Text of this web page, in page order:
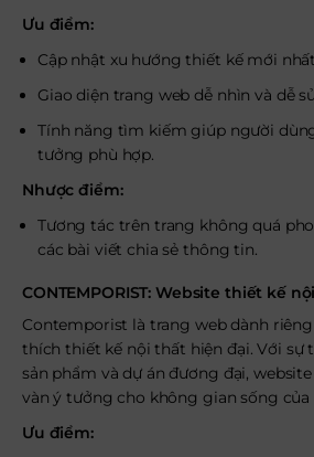
Ưu điểm:
Cập nhật xu hướng thiết kế mới
Giao diện trang web dễ nhìn và dễ
Tính năng tìm kiếm giúp người
tưởng phù hợp.
Nhược điểm:
Tương tác trên trang không quá
các bài viết chia sẻ thông tin.
CONTEMPORIST: Website thiết kế
Contemporist là trang web dành
thích thiết kế nội thất hiện đại. Với sự
sản phẩm và dự án đương đại,
vàn ý tưởng cho không gian sống của
Ưu điểm: